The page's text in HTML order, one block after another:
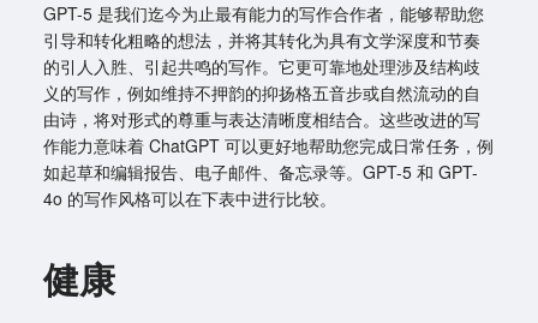
GPT-5 是我们迄今为止最有能力的写作合作者，能够帮助您
引导和转化粗略的想法，并将其转化为具有文学深度和节奏
的引人入胜、引起共鸣的写作。它更可靠地处理涉及结构歧
义的写作，例如维持不押韵的抑扬格五音步或自然流动的自
由诗，将对形式的尊重与表达清晰度相结合。这些改进的写
作能力意味着 ChatGPT 可以更好地帮助您完成日常任务，例
如起草和编辑报告、电子邮件、备忘录等。GPT-5 和 GPT-
4o 的写作风格可以在下表中进行比较。
健康